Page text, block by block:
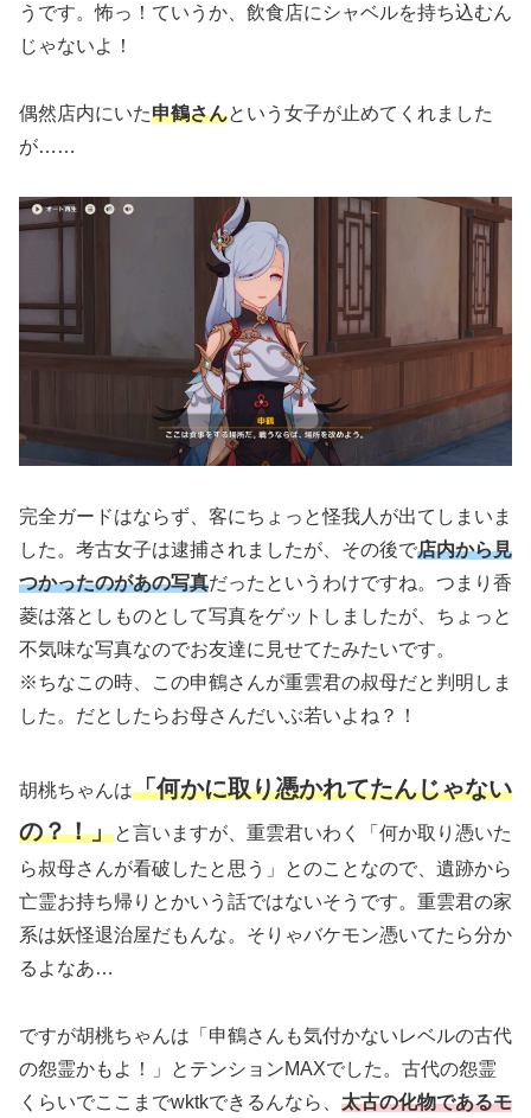
うです。怖っ！ていうか、飲食店にシャベルを持ち込むん
じゃないよ！
偶然店内にいた申鶴さんという女子が止めてくれました
が……
完全ガードはならず、客にちょっと怪我人が出てしまいま
した。考古女子は逮捕されましたが、その後で店内から見
つかったのがあの写真だったというわけですね。つまり香
菱は落としものとして写真をゲットしましたが、ちょっと
不気味な写真なのでお友達に見せてたみたいです。
※ちなこの時、この申鶴さんが重雲君の叔母だと判明しま
した。 だとしたらお母さんだいぶ若いよね？！
胡桃ちゃんは「何かに取り憑かれてたんじゃない
の？！」と言いますが、重雲君いわく「何か取り憑いた
ら叔母さんが看破したと思う」とのことなので、遺跡から
亡霊お持ち帰りとかいう話ではないそうです。重雲君の家
系は妖怪退治屋だもんな。そりゃバケモン憑いてたら分か
るよなあ…
ですが胡桃ちゃんは「申鶴さんも気付かないレベルの古代
の怨霊かもよ！」とテンションMAXでした。古代の怨霊
くらいでここまでwktkできるんなら、 太古の化物であるモ